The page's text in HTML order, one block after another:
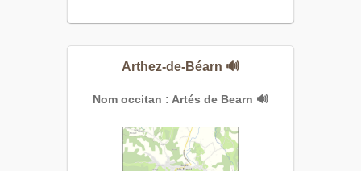
Arthez-de-Béarn 🔊
Nom occitan : Artés de Bearn 🔊